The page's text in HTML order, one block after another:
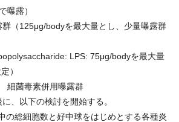
曝露）
（125μg/bodyを最大量とし、少量曝露群
LPS: 75μg/bodyを最大量
）
菌毒素併用曝露群
、以下の検討を開始する。
の総細胞数と好中球をはじめとする各種炎